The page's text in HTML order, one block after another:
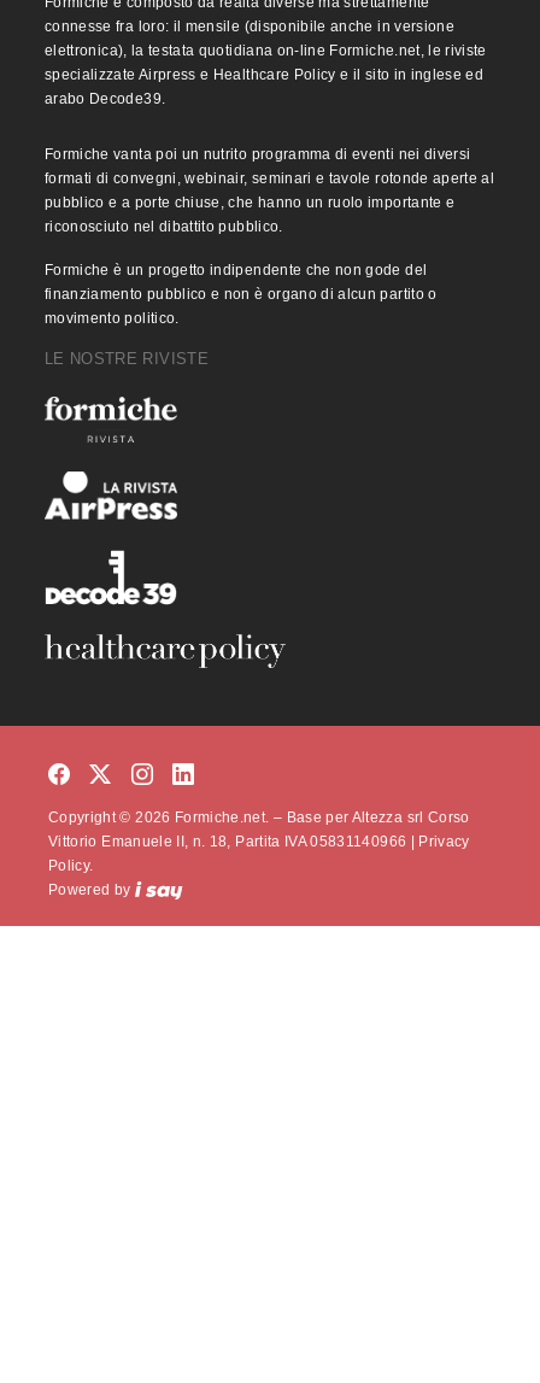
connesse fra loro: il mensile (disponibile anche in versione
elettronica), la testata quotidiana on-line Formiche.net, le riviste
specializzate Airpress e Healthcare Policy e il sito in inglese ed
arabo Decode39.
Formiche vanta poi un nutrito programma di eventi nei diversi
formati di convegni, webinair, seminari e tavole rotonde aperte al
pubblico e a porte chiuse, che hanno un ruolo importante e
riconosciuto nel dibattito pubblico.
Formiche è un progetto indipendente che non gode del
finanziamento pubblico e non è organo di alcun partito o
movimento politico.
LE NOSTRE RIVISTE
Copyright © 2026 Formiche.net. – Base per Altezza srl Corso
Vittorio Emanuele II, n. 18, Partita IVA 05831140966 |
Privacy
Policy.
Powered by